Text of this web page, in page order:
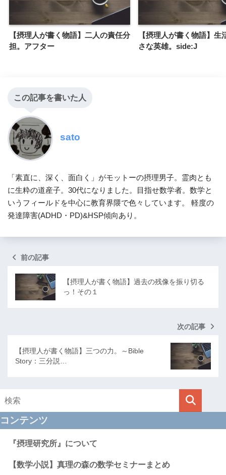
【摂理人が書く物語】二人の責任分
担。アフター
【摂理人が書く物語】生
さな英雄。side:J
この記事を書いた人
sato
「素直に、深く、面白く」がモットーの摂理男子。霊肉とも
に生粋の道産子。30代になりました。目指せ数学者。数学と
いうフィールドを中心に教育界隈で色々しています。 軽度の
発達障害(ADHD・PD)&HSP傾向あり。
前の記事
【摂理人が書く物語】過去の残像を振り切る
っ！その１
次の記事
【摂理人が書く物語】三つの力。～Bible
Story：三分説…
コンテンツ
『摂理研究所』について
【数学小説】真理の森の数学セミナーまとめ